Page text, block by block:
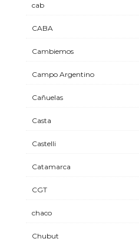
cab
CABA
Cambiemos
Campo Argentino
Cañuelas
Casta
Castelli
Catamarca
CGT
chaco
Chubut